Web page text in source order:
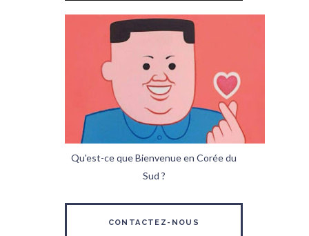
Qu'est-ce que Bienvenue en Corée du
Sud ?
CONTACTEZ-NOUS